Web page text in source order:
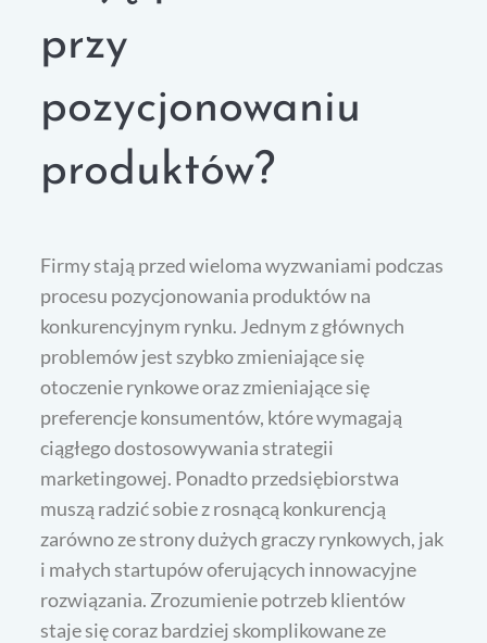
przy
pozycjonowaniu
produktów?
Firmy stają przed wieloma wyzwaniami podczas
procesu pozycjonowania produktów na
konkurencyjnym rynku. Jednym z głównych
problemów jest szybko zmieniające się
otoczenie rynkowe oraz zmieniające się
preferencje konsumentów, które wymagają
ciągłego dostosowywania strategii
marketingowej. Ponadto przedsiębiorstwa
muszą radzić sobie z rosnącą konkurencją
zarówno ze strony dużych graczy rynkowych, jak
i małych startupów oferujących innowacyjne
rozwiązania. Zrozumienie potrzeb klientów
staje się coraz bardziej skomplikowane ze